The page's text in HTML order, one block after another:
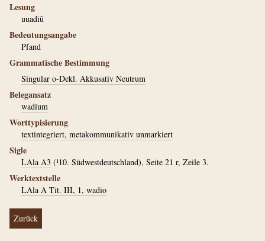
Lesung
uuadiũ
Bedeutungsangabe
Pfand
Grammatische Bestimmung
Singular o-Dekl. Akkusativ Neutrum
Belegansatz
wadium
Worttypisierung
textintegriert, metakommunikativ unmarkiert
Sigle
LAla A3 (¹10. Südwestdeutschland), Seite 21 r, Zeile 3.
Werktextstelle
LAla A Tit. III, 1, wadio
Zurück